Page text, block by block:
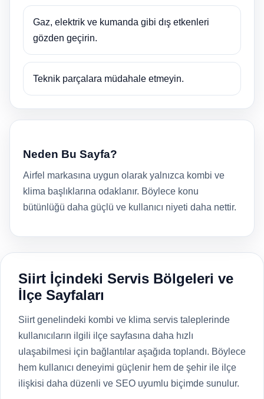
Gaz, elektrik ve kumanda gibi dış etkenleri
gözden geçirin.
Teknik parçalara müdahale etmeyin.
Neden Bu Sayfa?
Airfel markasına uygun olarak yalnızca kombi ve
klima başlıklarına odaklanır. Böylece konu
bütünlüğü daha güçlü ve kullanıcı niyeti daha nettir.
Siirt İçindeki Servis Bölgeleri ve
İlçe Sayfaları
Siirt genelindeki kombi ve klima servis taleplerinde
kullanıcıların ilgili ilçe sayfasına daha hızlı
ulaşabilmesi için bağlantılar aşağıda toplandı. Böylece
hem kullanıcı deneyimi güçlenir hem de şehir ile ilçe
ilişkisi daha düzenli ve SEO uyumlu biçimde sunulur.